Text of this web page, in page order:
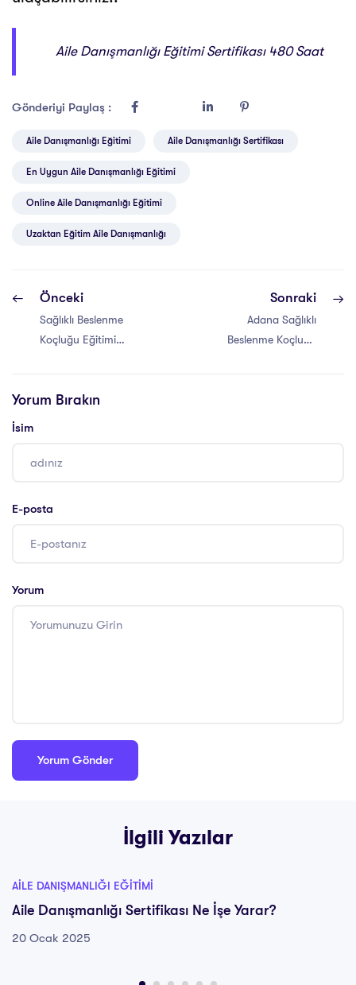
Aile Danışmanlığı Eğitimi Sertifikası 480 Saat
Gönderiyi Paylaş :
Aile Danışmanlığı Eğitimi Aile Danışmanlığı Sertifikası
En Uygun Aile Danışmanlığı Eğitimi
Online Aile Danışmanlığı Eğitimi
Uzaktan Eğitim Aile Danışmanlığı
Önceki
Sağlıklı Beslenme
Koçluğu Eğitimi
Sonraki
Adana Sağlıklı
Beslenme Koçluğu
Yorum Bırakın
İsim
E-posta
Yorum
İlgili Yazılar
AILE DANIŞMANLIĞI EĞITIMI
Aile Danışmanlığı Sertifikası Ne İşe Yarar?
20 Ocak 2025